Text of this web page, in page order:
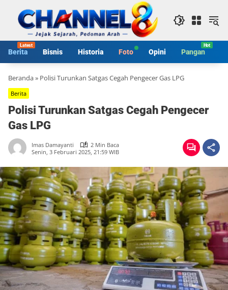
konten
Berita Bisnis Historia Foto Opini Pangan
Beranda» Polisi Turunkan Satgas Cegah Pengecer Gas LPG
Berita
Polisi Turunkan Satgas Cegah Pengecer
Gas LPG
Imas Damayanti
2 Min Baca
Senin, 3 Februari 2025, 21:59 WIB